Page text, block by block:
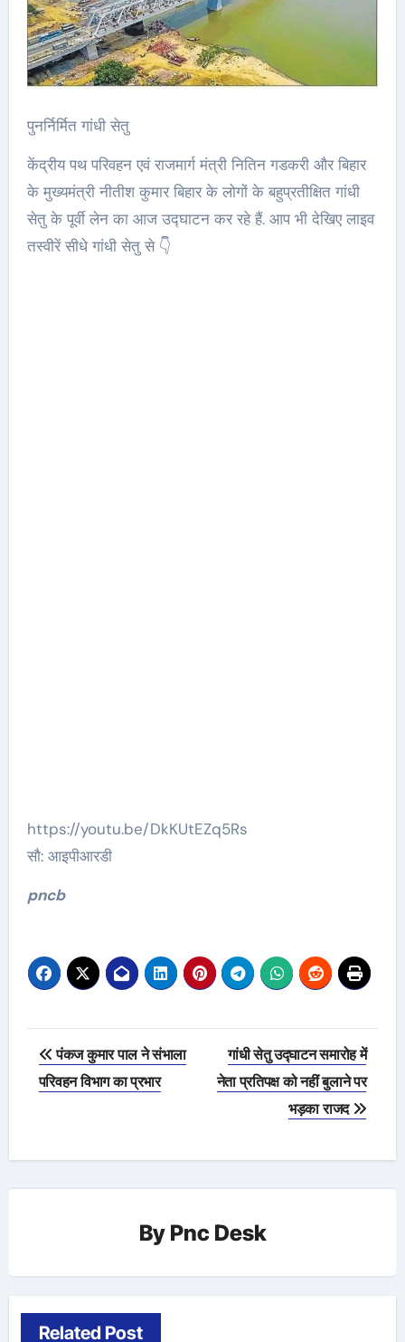
पुनर्निर्मित गांधी सेतु
केंद्रीय पथ परिवहन एवं राजमार्ग मंत्री नितिन गडकरी और बिहार
के मुख्यमंत्री नीतीश कुमार बिहार के लोगों के बहुप्रतीक्षित गांधी
सेतु के पूर्वी लेन का आज उद्घाटन कर रहे हैं. आप भी देखिए लाइव
तस्वीरें सीधे गांधी सेतु से 👇
https://youtu.be/DkKUtEZq5Rs
सौ: आइपीआरडी
pncb
Post
navigation
पंकज कुमार पाल ने संभाला
परिवहन विभाग का प्रभार
गांधी सेतु उद्घाटन समारोह में
नेता प्रतिपक्ष को नहीं बुलाने पर
भड़का राजद
By Pnc Desk
Related Post